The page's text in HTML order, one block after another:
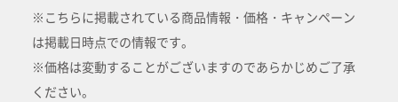
※こちらに掲載されている商品情報・価格・キャンペーン
は掲載日時点での情報です。
※価格は変動することがございますのであらかじめご了承
ください。